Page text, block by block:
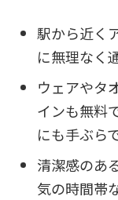
駅から近く
に無理なく
ウェアやタ
インも無料
にも手ぶら
清潔感のあ
気の時間帯